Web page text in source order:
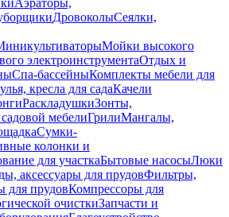
Аэраторы,
ДровоколыСеялки,
Мойки высокого
электроинструментаОтдых и
Спа-бассейныКомплекты мебели для
кресла для садаКачели
РаскладушкиЗонты,
мебелиГрилиМангалы,
Сумки-
колонки и
для участкаБытовые насосыЛюки
аксессуары для прудовФильтры,
для прудовКомпрессоры для
очисткиЗапчасти и